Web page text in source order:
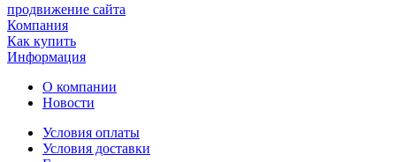
продвижение сайта
Компания
Как купить
Информация
О компании
Новости
Условия оплаты
Условия доставки